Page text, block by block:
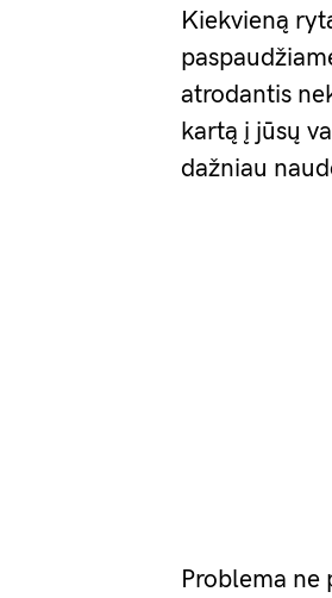
Kiekvieną
atrodantis
kartą į jūsų
dažniau
Problema ne